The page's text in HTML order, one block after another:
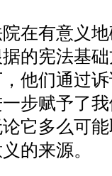
在有意义
的宪法基
他们通过
步赋予了
它多么可
的来源。